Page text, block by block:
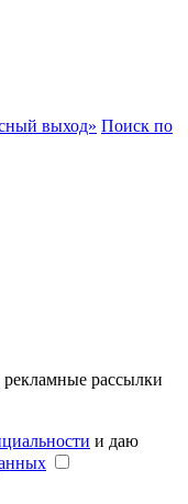
выход» Поиск по
рассылки
и даю